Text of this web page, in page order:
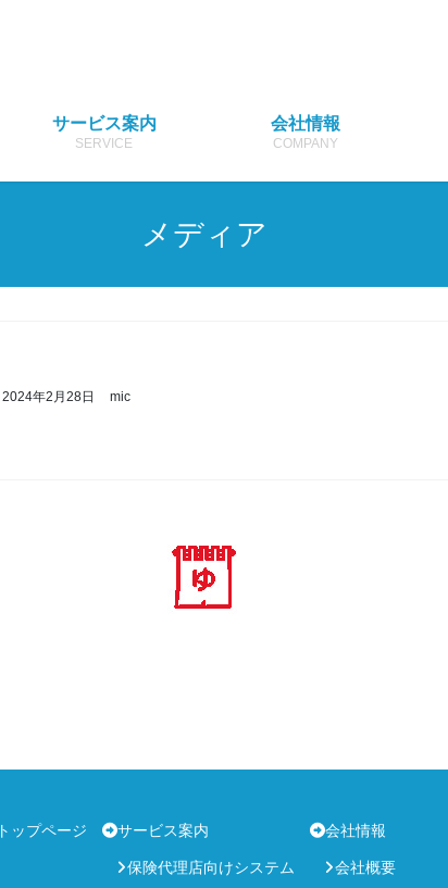
サービス案内
SERVICE
会社情報
COMPANY
メディア
2024年2月28日 mic
トップページ サービス案内
保険代理店向けシステム
会社情報
会社概要